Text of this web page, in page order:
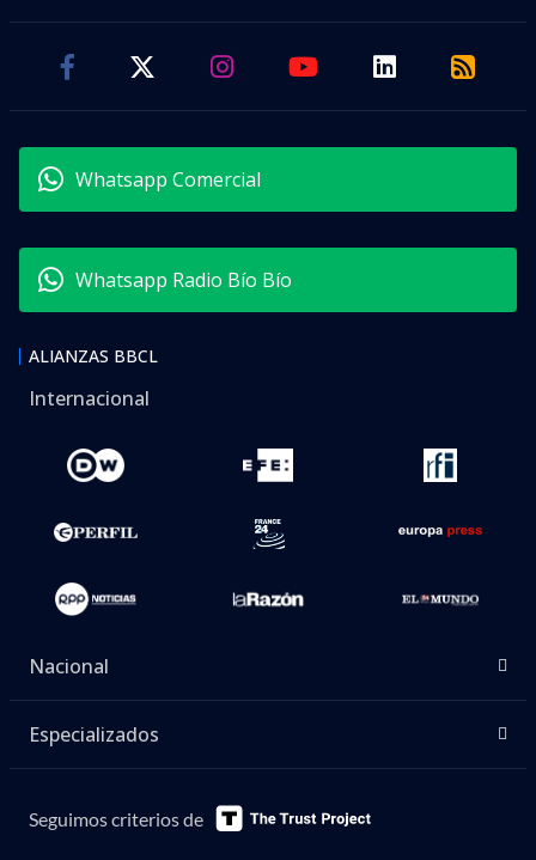
Whatsapp Comercial
Whatsapp Radio Bío Bío
ALIANZAS BBCL
Internacional
Nacional
Especializados
Seguimos criterios de